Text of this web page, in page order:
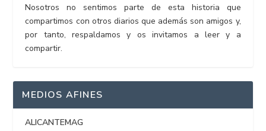
Nosotros no sentimos parte de esta historia que
compartimos con otros diarios que además son amigos y,
por tanto, respaldamos y os invitamos a leer y a
compartir.
MEDIOS AFINES
ALICANTEMAG